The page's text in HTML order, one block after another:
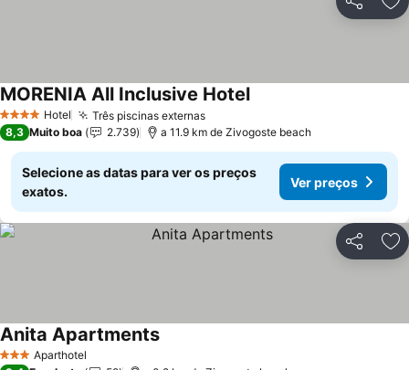
Partilhar
4 EstrelasHotel Três piscinas externas
MORENIA All Inclusive Hotel
8,3 Muito boa 2.739 a 11.9 km de Zivogoste beach
Selecione as datas para ver os preços
exatos.
Ver preços
Partilhar
3 EstrelasAparthotel
Anita Apartments